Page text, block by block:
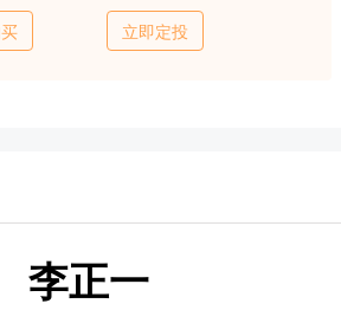
立即定投
李正一